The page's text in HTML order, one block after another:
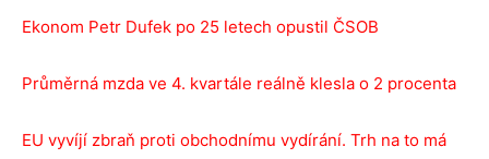
Ekonom Petr Dufek po 25 letech opustil ČSOB
Průměrná mzda ve 4. kvartále reálně klesla o 2 procenta
EU vyvíjí zbraň proti obchodnímu vydírání. Trh na to má